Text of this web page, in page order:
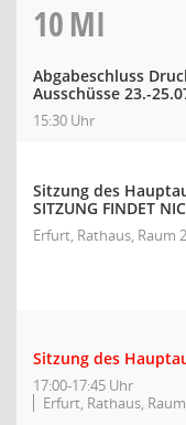
10MI
Abgabeschluss
Ausschüsse 23.-
15:30 Uhr
Sitzung des
SITZUNG FINDET
Erfurt, Rathaus, Raum
Sitzung des
17:00-17:45 Uhr
Erfurt, Rathaus,